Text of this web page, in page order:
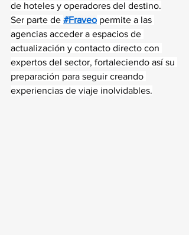
de hoteles y operadores del destino.
Ser parte de #Fraveo permite a las
agencias acceder a espacios de
actualización y contacto directo con
expertos del sector, fortaleciendo así su
preparación para seguir creando
experiencias de viaje inolvidables.